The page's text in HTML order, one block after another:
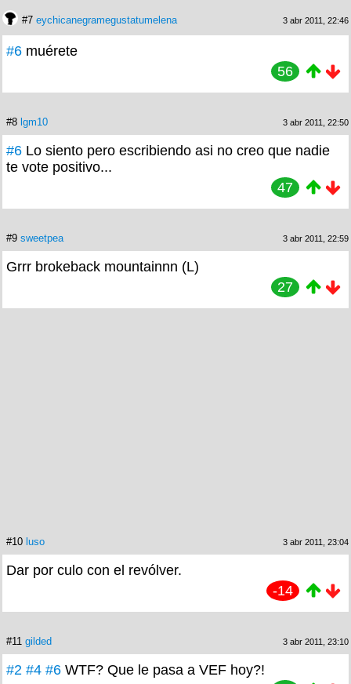
#7 eychicanegramegustatumelena 3 abr 2011, 22:46
#6 muérete
56
#8 lgm10 3 abr 2011, 22:50
#6 Lo siento pero escribiendo asi no creo que nadie
te vote positivo...
47
#9 sweetpea 3 abr 2011, 22:59
Grrr brokeback mountainnn (L)
27
#10 luso 3 abr 2011, 23:04
Dar por culo con el revólver.
-14
#11 gilded 3 abr 2011, 23:10
#2 #4 #6 WTF? Que le pasa a VEF hoy?!